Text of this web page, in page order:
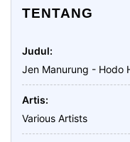
TENTANG
Judul
Jen Manurung - Hodo
Artis
Various Artists